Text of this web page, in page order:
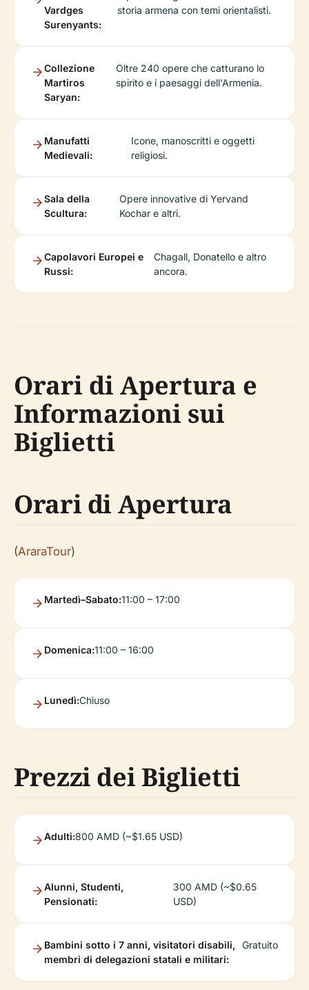
Vardges
Surenyants:
storia armena con temi orientalisti.
Collezione
Martiros
Saryan:
Oltre 240 opere che catturano lo
spirito e i paesaggi dell'Armenia.
Manufatti
Medievali:
Icone, manoscritti e oggetti
religiosi.
Sala della
Scultura:
Opere innovative di Yervand
Kochar e altri.
Capolavori Europei e
Russi:
Chagall, Donatello e altro
ancora.
Orari di Apertura e
Informazioni sui
Biglietti
Orari di Apertura
(AraraTour)
Martedì–Sabato:11:00 – 17:00
Domenica:11:00 – 16:00
Lunedì:Chiuso
Prezzi dei Biglietti
Adulti:800 AMD (~$1.65 USD)
Alunni, Studenti,
Pensionati:
300 AMD (~$0.65
USD)
Bambini sotto i 7 anni, visitatori disabili,
membri di delegazioni statali e militari:
Gratuito